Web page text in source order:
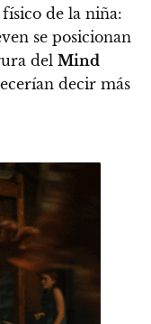
de la niña:
se posicionan
del Mind
decir más